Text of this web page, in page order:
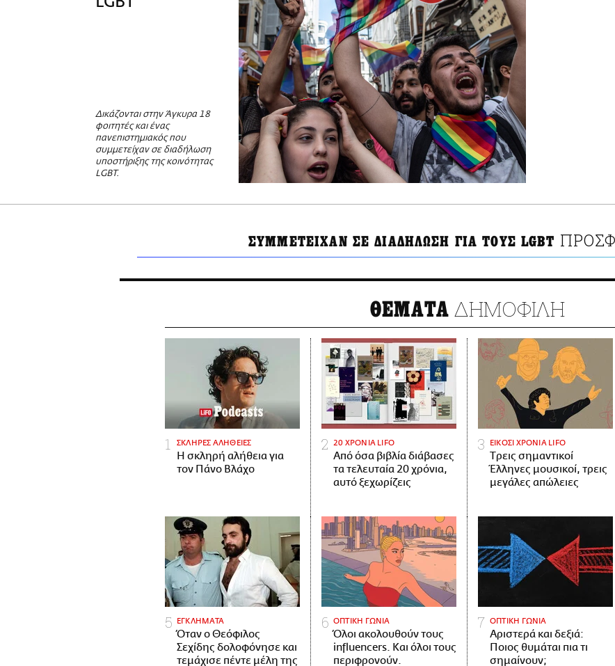
Δικάζονται στην Άγκυρα 18
φοιτητές και ένας
πανεπιστημιακός που
συμμετείχαν σε διαδήλωση
υποστήριξης της κοινότητας
LGBT.
ΣΥΜΜΕΤΕΙΧΑΝ ΣΕ ΔΙΑΔΗΛΩΣΗ ΓΙΑ ΤΟΥΣ LGBT
ΘΕΜΑΤΑ ΔΗΜΟΦΙΛΗ
ΣΚΛΗΡΕΣ ΑΛΗΘΕΙΕΣ
H σκληρή αλήθεια για
τον Πάνο Βλάχο
20 ΧΡΟΝΙΑ LIFO
Από όσα βιβλία διάβασες
τα τελευταία 20 χρόνια,
αυτό ξεχωρίζεις
ΕΙΚΟΣΙ ΧΡΟΝΙΑ LIFO
Tρεις σημαντικοί
Έλληνες μουσικοί, τρεις
μεγάλες απώλειες
ΕΓΚΛΗΜΑΤΑ
Όταν ο Θεόφιλος
Σεχίδης δολοφόνησε και
τεμάχισε πέντε μέλη της
ΟΠΤΙΚΗ ΓΩΝΙΑ
Όλοι ακολουθούν τους
influencers. Και όλοι τους
περιφρονούν.
ΟΠΤΙΚΗ ΓΩΝΙΑ
Αριστερά και δεξιά:
Ποιος θυμάται πια τι
σημαίνουν;